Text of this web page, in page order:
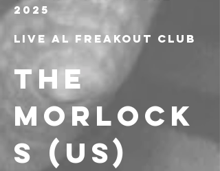
2025
Live al Freakout Club
THE
MORLOCK
S (US)